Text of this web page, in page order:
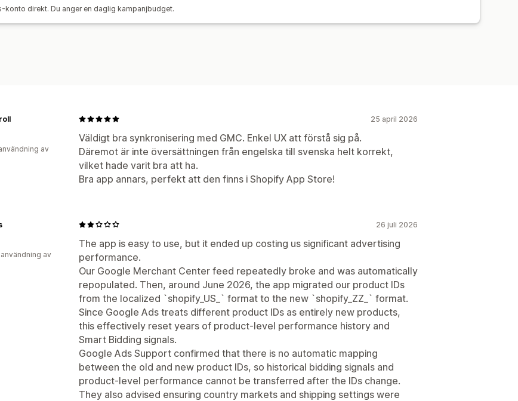
Instrumentpaneler Antal visningar
direkt. Du anger en daglig kampanjbudget.
25 april 2026
Väldigt bra synkronisering med GMC. Enkel UX att förstå sig på.
Däremot är inte översättningen från engelska till svenska helt korrekt,
vilket hade varit bra att ha.
Bra app annars, perfekt att den finns i Shopify App Store!
av
26 juli 2026
The app is easy to use, but it ended up costing us significant advertising
performance.
Our Google Merchant Center feed repeatedly broke and was automatically
repopulated. Then, around June 2026, the app migrated our product IDs
from the localized `shopify_US_` format to the new `shopify_ZZ_` format.
Since Google Ads treats different product IDs as entirely new products,
this effectively reset years of product-level performance history and
Smart Bidding signals.
Google Ads Support confirmed that there is no automatic mapping
between the old and new product IDs, so historical bidding signals and
product-level performance cannot be transferred after the IDs change.
They also advised ensuring country markets and shipping settings were
av